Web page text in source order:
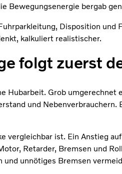
Bewegungsenergie bergab
Disposition und
kalkuliert realistischer.
folgt zuerst
Hubarbeit. Grob
und
vergleichbar ist. Ein Anstieg
Retarder, Bremsen und
unnötiges Bremsen